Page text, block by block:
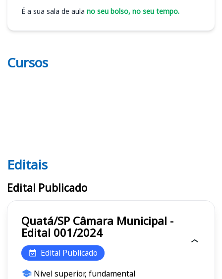
É a sua sala de aula no seu bolso, no seu tempo.
Cursos
Editais
Editais
Edital Publicado
Quatá/SP Câmara Municipal -
Edital 001/2024
Edital Publicado
Nível superior, fundamental